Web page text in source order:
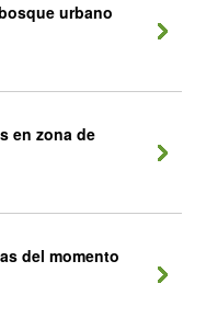
urbano
en zona de
del momento